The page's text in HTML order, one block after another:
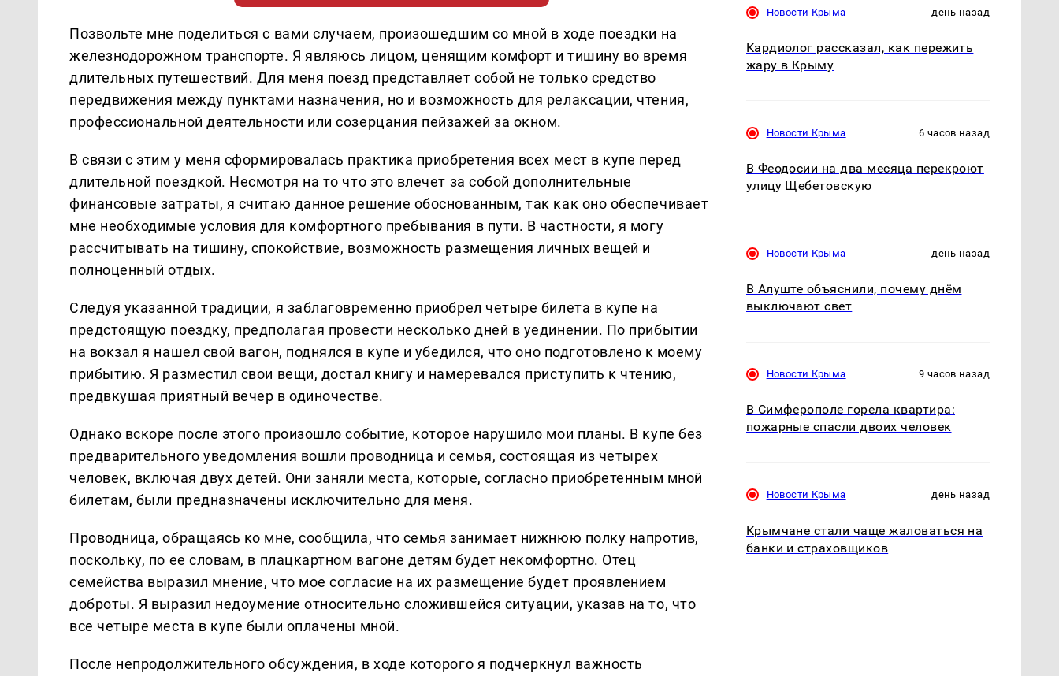
Позвольте мне поделиться с вами случаем, произошедшим со мной в ходе поездки на
железнодорожном транспорте. Я являюсь лицом, ценящим комфорт и тишину во время
длительных путешествий. Для меня поезд представляет собой не только средство
передвижения между пунктами назначения, но и возможность для релаксации, чтения,
профессиональной деятельности или созерцания пейзажей за окном.
В связи с этим у меня сформировалась практика приобретения всех мест в купе перед
длительной поездкой. Несмотря на то что это влечет за собой дополнительные
финансовые затраты, я считаю данное решение обоснованным, так как оно обеспечивает
мне необходимые условия для комфортного пребывания в пути. В частности, я могу
рассчитывать на тишину, спокойствие, возможность размещения личных вещей и
полноценный отдых.
Следуя указанной традиции, я заблаговременно приобрел четыре билета в купе на
предстоящую поездку, предполагая провести несколько дней в уединении. По прибытии
на вокзал я нашел свой вагон, поднялся в купе и убедился, что оно подготовлено к моему
прибытию. Я разместил свои вещи, достал книгу и намеревался приступить к чтению,
предвкушая приятный вечер в одиночестве.
Однако вскоре после этого произошло событие, которое нарушило мои планы. В купе без
предварительного уведомления вошли проводница и семья, состоящая из четырех
человек, включая двух детей. Они заняли места, которые, согласно приобретенным мной
билетам, были предназначены исключительно для меня.
Проводница, обращаясь ко мне, сообщила, что семья занимает нижнюю полку напротив,
поскольку, по ее словам, в плацкартном вагоне детям будет некомфортно. Отец
семейства выразил мнение, что мое согласие на их размещение будет проявлением
доброты. Я выразил недоумение относительно сложившейся ситуации, указав на то, что
все четыре места в купе были оплачены мной.
После непродолжительного обсуждения, в ходе которого я подчеркнул важность
Новости Крыма день назад
Кардиолог рассказал, как пережить
жару в Крыму
Новости Крыма 6 часов назад
В Феодосии на два месяца перекроют
улицу Щебетовскую
Новости Крыма день назад
В Алуште объяснили, почему днём
выключают свет
Новости Крыма 9 часов назад
В Симферополе горела квартира:
пожарные спасли двоих человек
Новости Крыма день назад
Крымчане стали чаще жаловаться на
банки и страховщиков